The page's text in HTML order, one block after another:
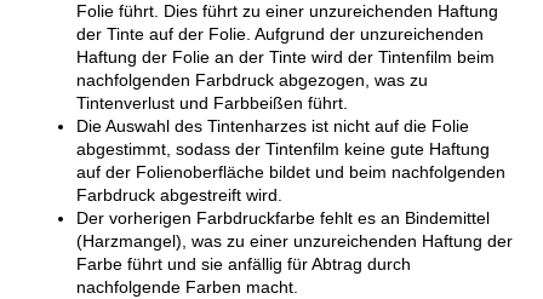
Folie führt. Dies führt zu einer unzureichenden Haftung
der Tinte auf der Folie. Aufgrund der unzureichenden
Haftung der Folie an der Tinte wird der Tintenfilm beim
nachfolgenden Farbdruck abgezogen, was zu
Tintenverlust und Farbbeißen führt.
Die Auswahl des Tintenharzes ist nicht auf die Folie
abgestimmt, sodass der Tintenfilm keine gute Haftung
auf der Folienoberfläche bildet und beim nachfolgenden
Farbdruck abgestreift wird.
Der vorherigen Farbdruckfarbe fehlt es an Bindemittel
(Harzmangel), was zu einer unzureichenden Haftung der
Farbe führt und sie anfällig für Abtrag durch
nachfolgende Farben macht.